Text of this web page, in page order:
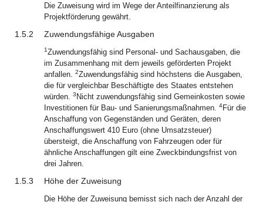
Die Zuweisung wird im Wege der Anteilfinanzierung als
Projektförderung gewährt.
1.5.2 Zuwendungsfähige Ausgaben
1Zuwendungsfähig sind Personal- und Sachausgaben, die
im Zusammenhang mit dem jeweils geförderten Projekt
anfallen. 2Zuwendungsfähig sind höchstens die Ausgaben,
die für vergleichbar Beschäftigte des Staates entstehen
würden. 3 Nicht zuwendungsfähig sind Gemeinkosten sowie
Investitionen für Bau- und Sanierungsmaßnahmen. 4Für die
Anschaffung von Gegenständen und Geräten, deren
Anschaffungswert 410 Euro (ohne Umsatzsteuer)
übersteigt, die Anschaffung von Fahrzeugen oder für
ähnliche Anschaffungen gilt eine Zweckbindungsfrist von
drei Jahren.
1.5.3 Höhe der Zuweisung
Die Höhe der Zuweisung bemisst sich nach der Anzahl der